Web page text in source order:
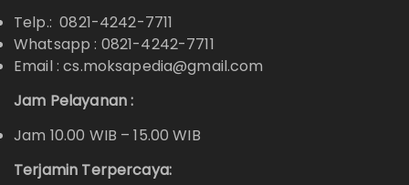
Telp.: 0821-4242-7711
Whatsapp : 0821-4242-7711
Email : cs.moksapedia@gmail.com
Jam Pelayanan :
Jam 10.00 WIB – 15.00 WIB
Terjamin Terpercaya: